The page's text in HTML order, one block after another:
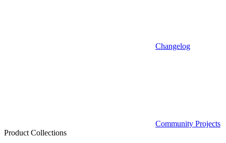
Changelog
Community Projects
Product Collections